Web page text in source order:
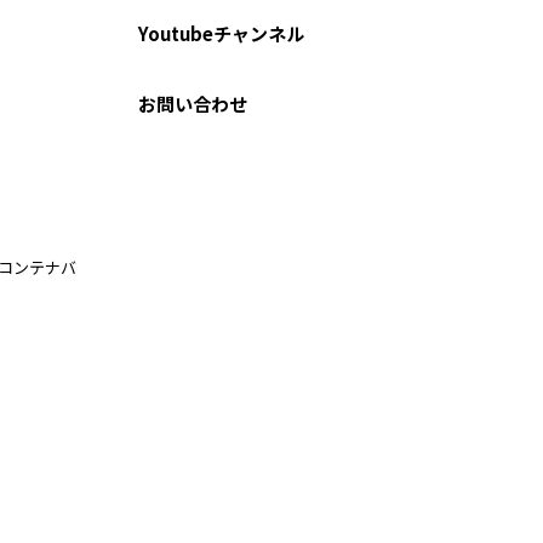
ンテナバ
Youtubeチャンネル
お問い合わせ